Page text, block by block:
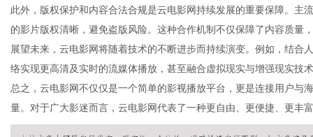
此外，版权保护和内容合法合规是云电影网持续发展的重要保障。主
的影片版权清晰，避免盗版风险。这种合作机制不仅保障了内容质量
展望未来，云电影网将随着技术的不断进步而持续演变。例如，结合
络实现更高清及实时的流媒体播放，甚至融合虚拟现实与增强现实技
总之，云电影网不仅仅是一个简单的影视播放平台，更是连接用户与
量。对于广大影迷而言，云电影网代表了一种更自由、更便捷、更丰